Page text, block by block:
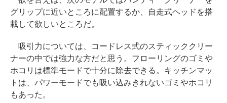
グリップに近いところに配置するか、自走式ヘッドを搭
載して欲しいところだ。
吸引力については、コードレス式のスティッククリー
ナーの中では強力な方だと思う。フローリングのゴミや
ホコリは標準モードで十分に除去できる。キッチンマッ
トは、パワーモードでも吸い込みきれないゴミやホコリ
もあった。